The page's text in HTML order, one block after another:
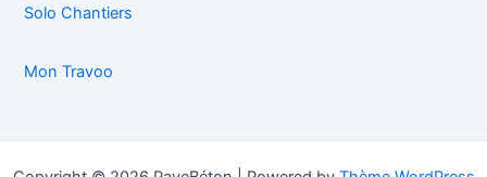
Solo Chantiers
Mon Travoo